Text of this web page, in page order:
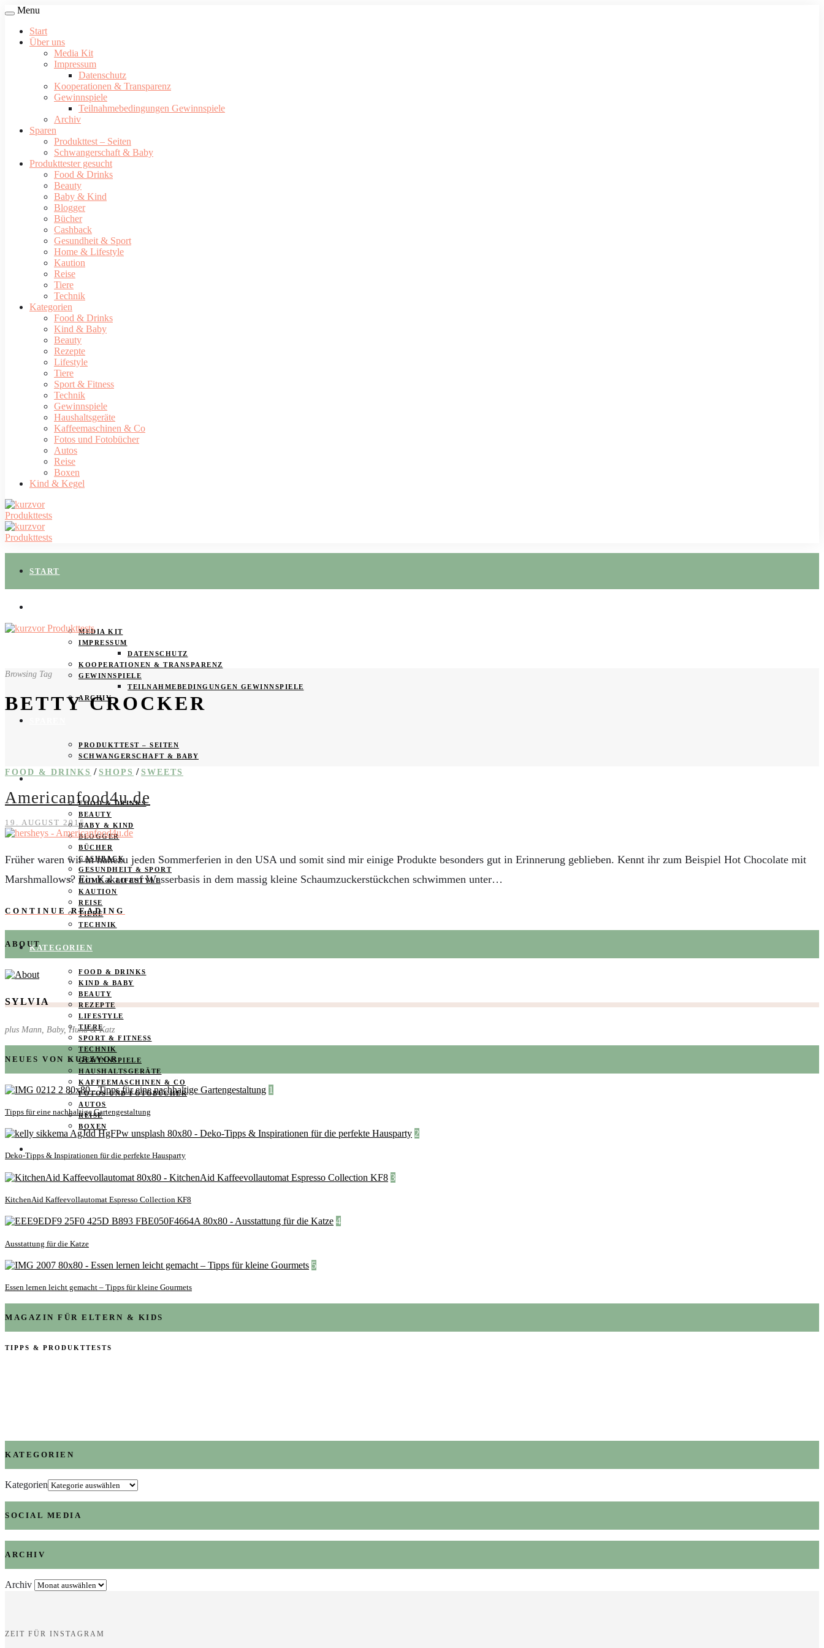
Menu
Start
Über uns
Media Kit
Impressum
Datenschutz
Kooperationen & Transparenz
Gewinnspiele
Teilnahmebedingungen Gewinnspiele
Archiv
Sparen
Produkttest – Seiten
Schwangerschaft & Baby
Produkttester gesucht
Food & Drinks
Beauty
Baby & Kind
Blogger
Bücher
Cashback
Gesundheit & Sport
Home & Lifestyle
Kaution
Reise
Tiere
Technik
Kategorien
Food & Drinks
Kind & Baby
Beauty
Rezepte
Lifestyle
Tiere
Sport & Fitness
Technik
Gewinnspiele
Haushaltsgeräte
Kaffeemaschinen & Co
Fotos und Fotobücher
Autos
Reise
Boxen
Kind & Kegel
START
MEDIA KIT
IMPRESSUM
DATENSCHUTZ
KOOPERATIONEN & TRANSPARENZ
GEWINNSPIELE
TEILNAHMEBEDINGUNGEN GEWINNSPIELE
ARCHIV
PRODUKTTEST – SEITEN
SCHWANGERSCHAFT & BABY
PRODUKTTESTER GESUCHT
FOOD & DRINKS
BEAUTY
BABY & KIND
BLOGGER
BÜCHER
CASHBACK
GESUNDHEIT & SPORT
HOME & LIFESTYLE
KAUTION
REISE
TIERE
TECHNIK
KATEGORIEN
FOOD & DRINKS
KIND & BABY
BEAUTY
REZEPTE
LIFESTYLE
TIERE
SPORT & FITNESS
TECHNIK
GEWINNSPIELE
HAUSHALTSGERÄTE
KAFFEEMASCHINEN & CO
FOTOS UND FOTOBÜCHER
AUTOS
REISE
BOXEN
Browsing Tag
BETTY CROCKER
FOOD & DRINKS / SHOPS / SWEETS
Americanfood4u.de
19. AUGUST 2015
Früher waren wir in nahezu jeden Sommerferien in den USA und somit sind mir einige Produkte besonders gut in Erinnerung geblieben. Kennt ihr zum Beispiel Hot Chocolate mit
Marshmallows? Ein Kakao auf Wasserbasis in dem massig kleine Schaumzuckerstückchen schwimmen unter…
CONTINUE READING
ABOUT
SYLVIA
plus Mann, Baby, Hund & Katz
NEUES VON KURZVOR
1
Tipps für eine nachhaltige Gartengestaltung
2
Deko-Tipps & Inspirationen für die perfekte Hausparty
3
KitchenAid Kaffeevollautomat Espresso Collection KF8
4
Ausstattung für die Katze
5
Essen lernen leicht gemacht – Tipps für kleine Gourmets
MAGAZIN FÜR ELTERN & KIDS
TIPPS & PRODUKTTESTS
KATEGORIEN
Kategorien
SOCIAL MEDIA
ARCHIV
Archiv
ZEIT FÜR INSTAGRAM